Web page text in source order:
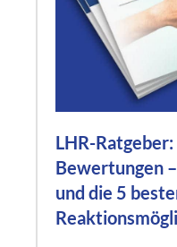
LHR-
Bewertungen
und die 5